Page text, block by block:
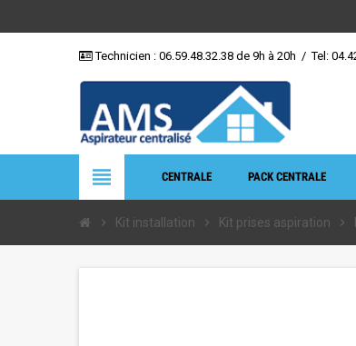
Technicien : 06.59.48.32.38 de 9h à 20h / Tel:
view_headline CENTRALE PACK CENTRALE
chevron_right Kit installation chevron_right Kit prises aspiration chevron_right